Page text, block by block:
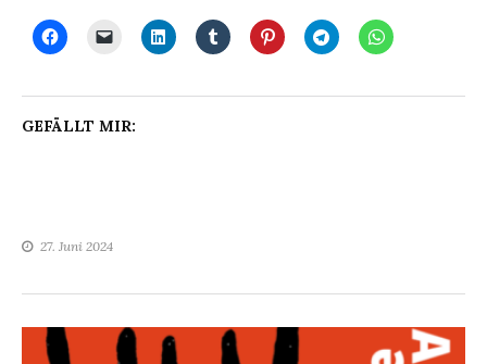
GEFÄLLT MIR:
27. Juni 2024